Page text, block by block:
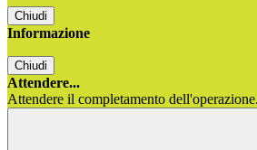
Chiudi
Informazione
Chiudi
Attendere...
Attendere il completamento